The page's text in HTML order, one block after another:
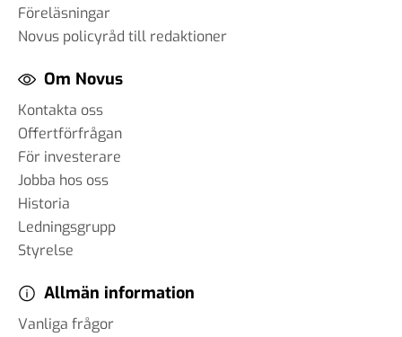
Föreläsningar
Novus policyråd till redaktioner
Om Novus
Kontakta oss
Offertförfrågan
För investerare
Jobba hos oss
Historia
Ledningsgrupp
Styrelse
Allmän information
Vanliga frågor